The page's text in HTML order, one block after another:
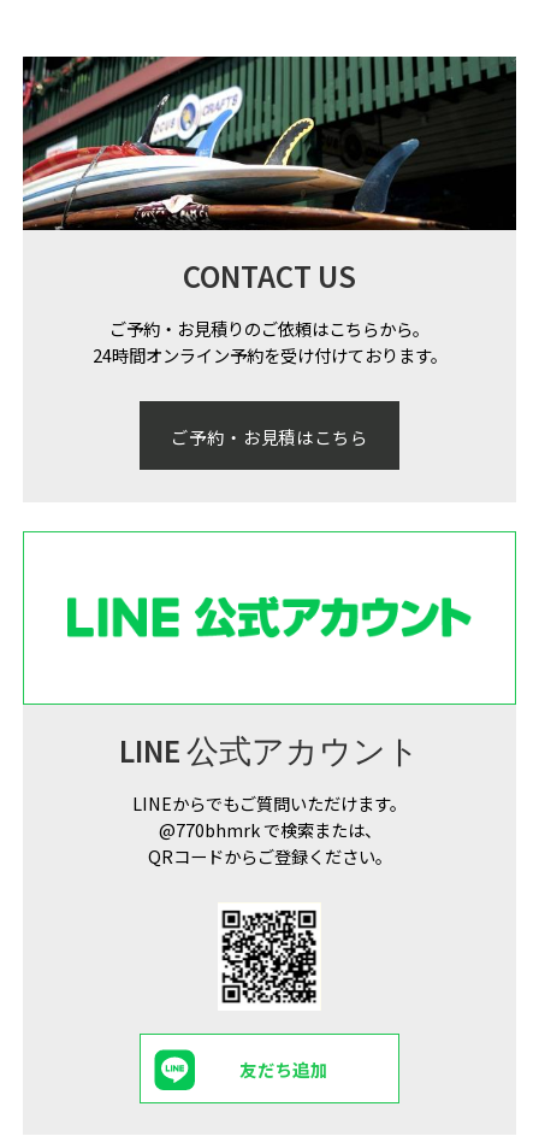
CONTACT US
ご予約・お見積りのご依頼はこちらから。
24時間オンライン予約を受け付けております。
ご予約・お見積はこちら
LINE 公式アカウント
LINEからでもご質問いただけます。
@770bhmrk で検索または、
QRコードからご登録ください。
友だち追加